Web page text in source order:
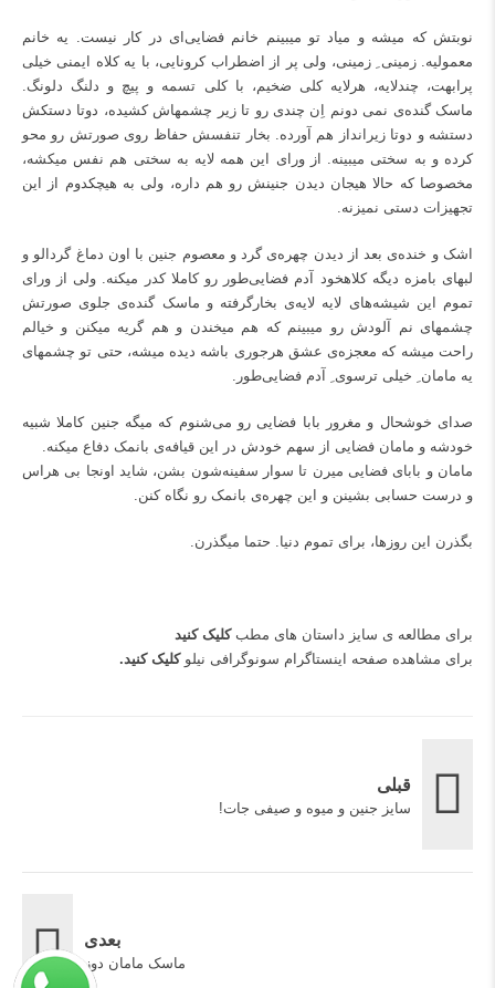
نوبتش که میشه و میاد تو میبینم خانم فضایی‌ای در کار نیست. یه خانم
معمولیه. زمینی ِ زمینی، ولی پر از اضطراب کرونایی، با یه کلاه ایمنی خیلی
پرابهت، چندلایه، هرلایه کلی ضخیم، با کلی تسمه و پیچ و دلنگ دلونگ.
ماسک گنده‌‌ی نمی دونم اِن چندی رو تا زیر چشمهاش کشیده، دوتا دستکش
دستشه و دوتا زیرانداز هم آورده. بخار تنفسش حفاظ روی صورتش رو محو
کرده و به سختی میبینه. از ورای این همه لایه به سختی هم نفس میکشه،
مخصوصا که حالا هیجان دیدن جنینش رو هم داره، ولی به هیچکدوم از این
تجهیزات دستی نمیزنه.
اشک و خنده‌ی بعد از دیدن چهره‌ی گرد و معصوم جنین با اون دماغ گردالو و
لبهای بامزه دیگه کلاهخود آدم فضایی‌طور رو کاملا کدر میکنه. ولی از ورای
تموم این شیشه‌های لایه لایه‌ی بخارگرفته و ماسک گنده‌ی جلوی صورتش
چشمهای نم آلودش رو میبینم که هم میخندن و هم گریه میکنن و خیالم
راحت میشه که معجزه‌ی عشق هرجوری باشه دیده میشه، حتی تو چشمهای
یه مامان ِ خیلی ترسوی ِ آدم فضایی‌طور.
صدای خوشحال و مغرور بابا فضایی رو می‌شنوم که میگه جنین کاملا شبیه
خودشه و مامان فضایی از سهم خودش در این قیافه‌ی بانمک دفاع میکنه.
مامان و بابای فضایی میرن تا سوار سفینه‌شون بشن، شاید اونجا بی هراس
و درست حسابی بشینن و این چهره‌ی بانمک رو نگاه کنن.
بگذرن این روزها، برای تموم دنیا. حتما میگذرن.
برای مطالعه ی سایز داستان های مطب کلیک کنید
برای مشاهده صفحه اینستاگرام سونوگرافی نیلوکلیک کنید.
قبلی
سایز جنین و میوه و صیفی جات!
بعدی
ماسک مامان دوز